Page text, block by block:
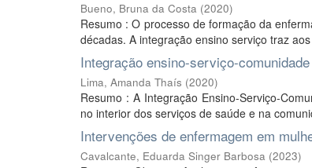
Bueno, Bruna da Costa (2020)
Resumo : O processo de formação da
décadas. A integração ensino serviço traz
Integração ensino-serviço-
Lima, Amanda Thaís (2020)
Resumo : A Integração Ensino-Serviço-
no interior dos serviços de saúde e na
Intervenções de enfermagem em
Cavalcante, Eduarda Singer Barbosa (2023)